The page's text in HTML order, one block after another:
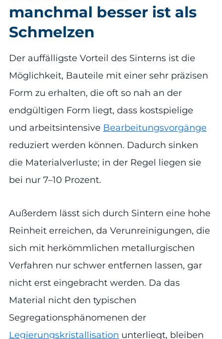
manchmal besser ist als
Schmelzen
Der auffälligste Vorteil des Sinterns ist die
Möglichkeit, Bauteile mit einer sehr präzisen
Form zu erhalten, die oft so nah an der
endgültigen Form liegt, dass kostspielige
und arbeitsintensive Bearbeitungsvorgänge
reduziert werden können. Dadurch sinken
die Materialverluste; in der Regel liegen sie
bei nur 7–10 Prozent.
Außerdem lässt sich durch Sintern eine hohe
Reinheit erreichen, da Verunreinigungen, die
sich mit herkömmlichen metallurgischen
Verfahren nur schwer entfernen lassen, gar
nicht erst eingebracht werden. Da das
Material nicht den typischen
Segregationsphänomenen der
Legierungskristallisation unterliegt, bleiben